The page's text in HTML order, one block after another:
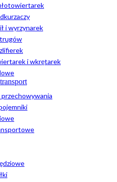
i wyrzynarek
i wkrętarek